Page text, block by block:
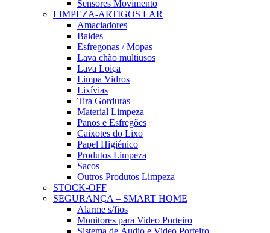
Sensores Movimento
LIMPEZA-ARTIGOS LAR
Amaciadores
Baldes
Esfregonas / Mopas
Lava chão multiusos
Lava Loiça
Limpa Vidros
Lixívias
Tira Gorduras
Material Limpeza
Panos e Esfregões
Caixotes do Lixo
Papel Higiénico
Produtos Limpeza
Sacos
Outros Produtos Limpeza
STOCK-OFF
SEGURANÇA – SMART HOME
Alarme s/fios
Monitores para Video Porteiro
Sistema de Áudio e Video Porteiro